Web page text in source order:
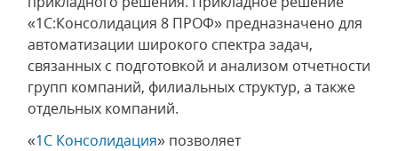
«1С:Консолидация 8 ПРОФ» предназначено для
автоматизации широкого спектра задач,
связанных с подготовкой и анализом отчетности
групп компаний, филиальных структур, а также
отдельных компаний.
«1С Консолидация» позволяет